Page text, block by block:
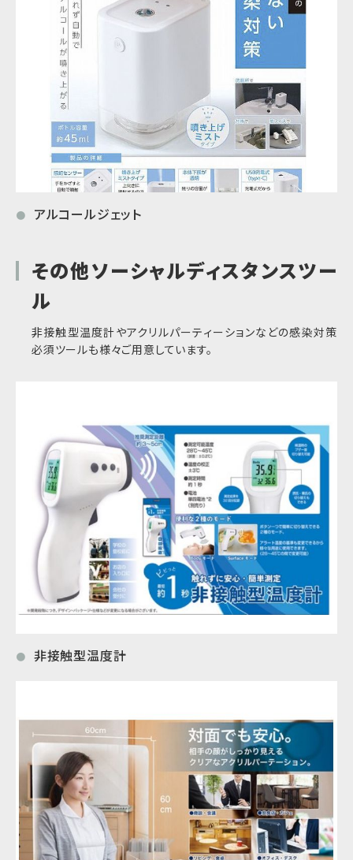
● アルコールジェット
その他ソーシャルディスタンスツー
ル
非接触型温度計やアクリルパーティーションなどの感染対策
必須ツールも様々ご用意しています。
● 非接触型温度計